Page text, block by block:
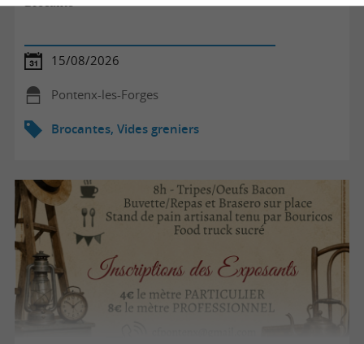
15/08/2026
Pontenx-les-Forges
Brocantes, Vides greniers